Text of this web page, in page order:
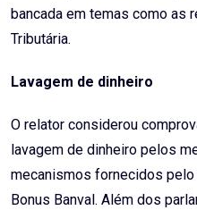
bancada em temas como as
Tributária.
Lavagem de dinheiro
O relator considerou
lavagem de dinheiro pelos
mecanismos fornecidos pelo
Bonus Banval. Além dos